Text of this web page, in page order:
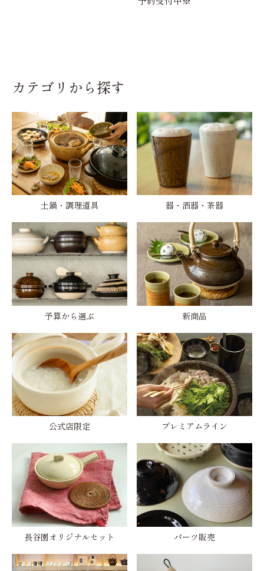
カテゴリから探す
土鍋・調理道具 器・酒器・茶器
予算から選ぶ 新商品
公式店限定 プレミアムライン
長谷園オリジナルセット パーツ販売